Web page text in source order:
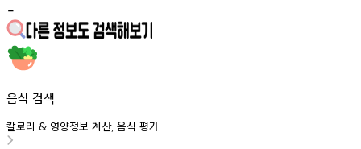
-
음식 검색
칼로리 & 영양정보 계산, 음식 평가